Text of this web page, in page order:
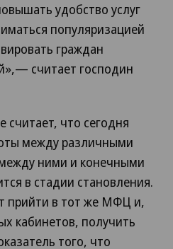
удобство услуг
популяризацией
граждан
считает господин
что сегодня
между различными
ними и конечными
в стадии становления.
прийти в тот же МФЦ и,
кабинетов, получить
того, что